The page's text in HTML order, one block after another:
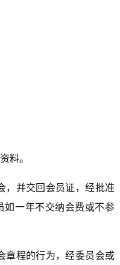
料。
，并交回会员证，经批准
如一年不交纳会费或不参
章程的行为，经委员会或